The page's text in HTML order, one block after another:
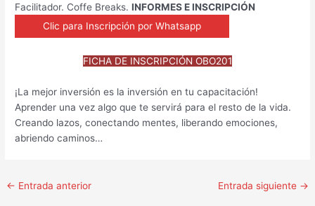
Facilitador. Coffe Breaks.INFORMES E INSCRIPCIÓN
Clic para Inscripción por Whatsapp
FICHA DE INSCRIPCIÓN OBO201
¡La mejor inversión es la inversión en tu capacitación!
Aprender una vez algo que te servirá para el resto de la vida.
Creando lazos, conectando mentes, liberando emociones,
abriendo caminos…
← Entrada anterior Entrada siguiente →